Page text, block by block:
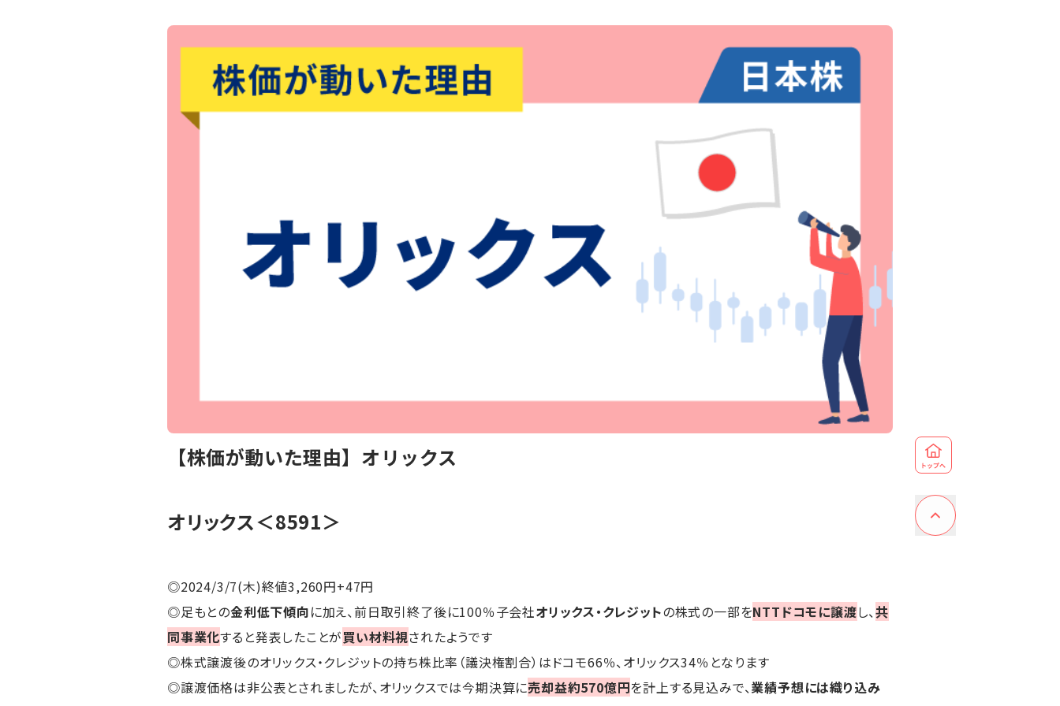
【株価が動いた理由】オリックス
オリックス＜8591＞
◎2024/3/7(木)終値3,260円+47円
◎足もとの金利低下傾向に加え、前日取引終了後に100％子会社オリックス・クレジットの株式の一部をNTTドコモに譲渡し、共
同事業化すると発表したことが買い材料視されたようです
◎株式譲渡後のオリックス・クレジットの持ち株比率（議決権割合）はドコモ66％、オリックス34％となります
◎譲渡価格は非公表とされましたが、オリックスでは今期決算に売却益約570億円を計上する見込みで、業績予想には織り込み